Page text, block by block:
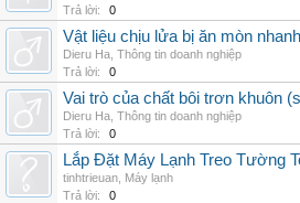
Trả lời:
0
Vật liệu chịu lửa bị ăn mòn
Dieru Ha Thông tin doanh nghiệp
Trả lời:
0
Vai trò của chất bôi trơn khuôn
Dieru Ha Thông tin doanh nghiệp
Trả lời:
0
Lắp Đặt Máy Lạnh Treo Tường
tinhtrieuan Máy lạnh
Trả lời:
0